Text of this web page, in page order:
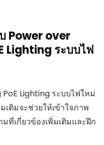
Power over
Lighting ระบบไฟ
Lighting ระบบไฟใหม่
ติมจะช่วยให้เข้าใจภาพ
ที่เกี่ยวข้องเพิ่มเติมและฝึก